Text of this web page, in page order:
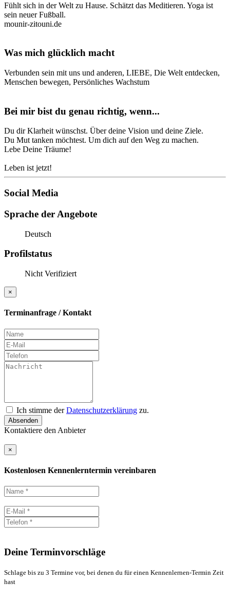
Fühlt sich in der Welt zu Hause. Schätzt das Meditieren. Yoga ist
sein neuer Fußball.
mounir-zitouni.de
Was mich glücklich macht
Verbunden sein mit uns und anderen, LIEBE, Die Welt entdecken,
Menschen bewegen, Persönliches Wachstum
Bei mir bist du genau richtig, wenn...
Du dir Klarheit wünschst. Über deine Vision und deine Ziele.
Du Mut tanken möchtest. Um dich auf den Weg zu machen.
Lebe Deine Träume!
Leben ist jetzt!
Social Media
Sprache der Angebote
Deutsch
Profilstatus
Nicht Verifiziert
×
Terminanfrage / Kontakt
Ich stimme derDatenschutzerklärung zu.
Absenden
Kontaktiere den Anbieter
×
Kostenlosen Kennenlerntermin vereinbaren
Deine Terminvorschläge
Schlage bis zu 3 Termine vor, bei denen du für einen Kennenlernen-Termin Zeit
hast